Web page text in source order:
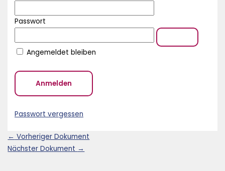
Passwort
Angemeldet bleiben
Passwort vergessen
← Vorheriger Dokument
Nächster Dokument →